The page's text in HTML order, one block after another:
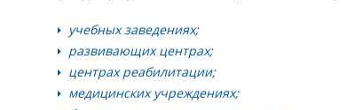
учебных заведениях;
развивающих центрах;
центрах реабилитации;
медицинских учреждениях;